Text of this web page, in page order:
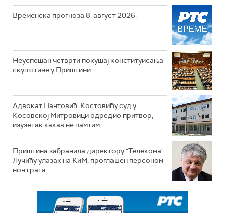
Временска прогноза 8. август 2026.
Неуспешан четврти покушај конституисања
скупштине у Приштини
Адвокат Пантовић: Костовићу суд у
Косовској Митровици одредио притвор,
изузетак какав не памтим
Приштина забранила директору "Телекома"
Лучићу улазак на КиМ, проглашен персоном
нон грата